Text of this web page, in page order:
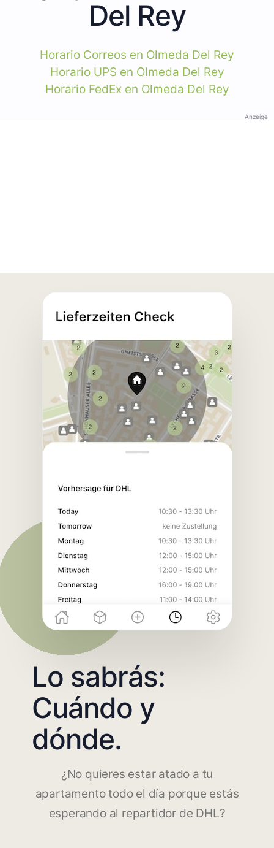
Del Rey
Horario Correos en Olmeda Del Rey
Horario UPS en Olmeda Del Rey
Horario FedEx en Olmeda Del Rey
Anzeige
Lo sabrás:
Cuándo y
dónde.
¿No quieres estar atado a tu
apartamento todo el día porque estás
esperando al repartidor de DHL?